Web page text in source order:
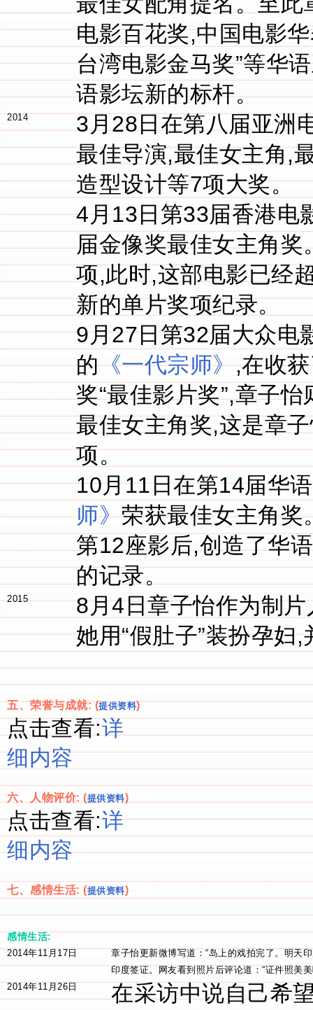
电影百花奖,中国电影
台湾电影金马奖”等华
语影坛新的标杆。
2014
3月28日在第八届亚洲
最佳导演,最佳女主角,
造型设计等7项大奖。
4月13日第33届香港电
届金像奖最佳女主角奖
项,此时,这部电影已经
新的单片奖项纪录。
9月27日第32届大众电
的《一代宗师》,在收
奖“最佳影片奖”,章子怡
最佳女主角奖,这是章
项。
10月11日在第14届华
师》荣获最佳女主角奖
第12座影后,创造了华
的记录。
2015
8月4日章子怡作为制
她用“假肚子”装扮孕妇
五、荣誉与成就: (提供资料)
点击查看:详
细内容
六、人物评价: (提供资料)
点击查看:详
细内容
七、感情生活: (提供资料)
感情生活:
2014年11月17日
章子怡更新微博写道：“岛上的戏拍完了。明天
印度签证。网友看到照片后评论道：“证件照美
2014年11月26日
在采访中说自己希